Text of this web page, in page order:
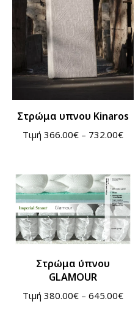
Στρώμα υπνου Kinaros
Τιμή 366.00€ – 732.00€
Στρώμα ύπνου
GLAMOUR
Τιμή 380.00€ – 645.00€